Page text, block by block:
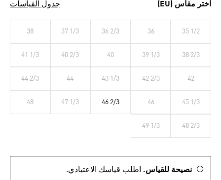
اختر مقاس (EU) جدول القياسات
35 1/2
36
36 2/3
37 1/3
38
38 2/3
39 1/3
40
40 2/3
41 1/3
42
42 2/3
43 1/3
44
44 2/3
45 1/3
46
46 2/3
47 1/3
48
48 2/3
49 1/3
نصيحة للقياس. اطلب قياسك الاعتيادي.